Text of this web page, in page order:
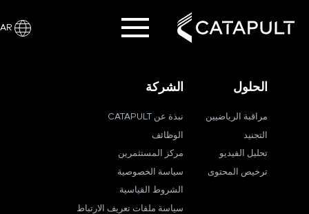
الحلول
مراقبة الرياضيين
التجنيد
تحليل الفيديو
ترخيص المحتوى
الشركة
نبذة عن CATAPULT
الوظائف
مركز المستثمرين
سياسة الخصوصية
الشروط القياسية
سياسة ملفات تعريف الارتباط